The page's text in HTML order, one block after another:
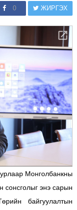
0 ЖИРГЭХ
Монголбанкны
сонсголыг энэ сарын
байгуулалтын